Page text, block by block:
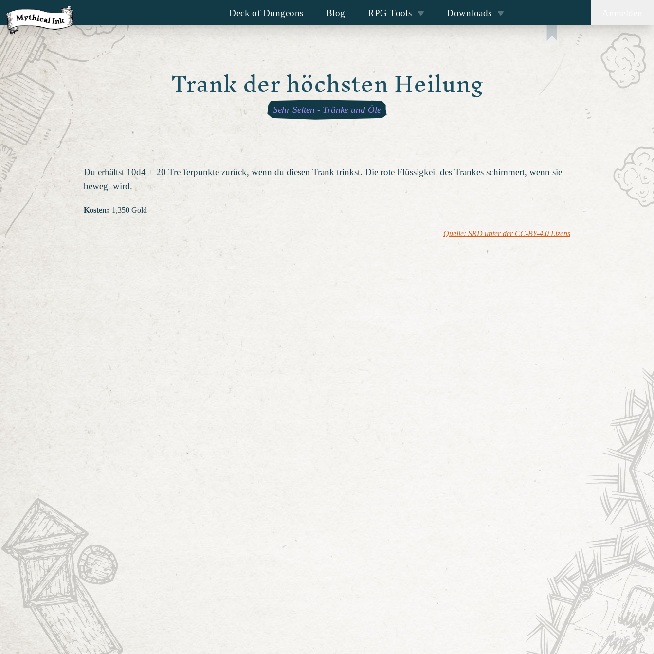
Deck of Dungeons Blog RPG Tools Downloads
Trank der höchsten Heilung
Sehr Selten - Tränke und Öle
Du erhältst 10d4 + 20 Trefferpunkte zurück, wenn du diesen Trank trinkst. Die rote Flüssigkeit des Trankes schimmert, wenn sie
bewegt wird.
Kosten: 1,350 Gold
Quelle: SRD unter der CC-BY-4.0 Lizens